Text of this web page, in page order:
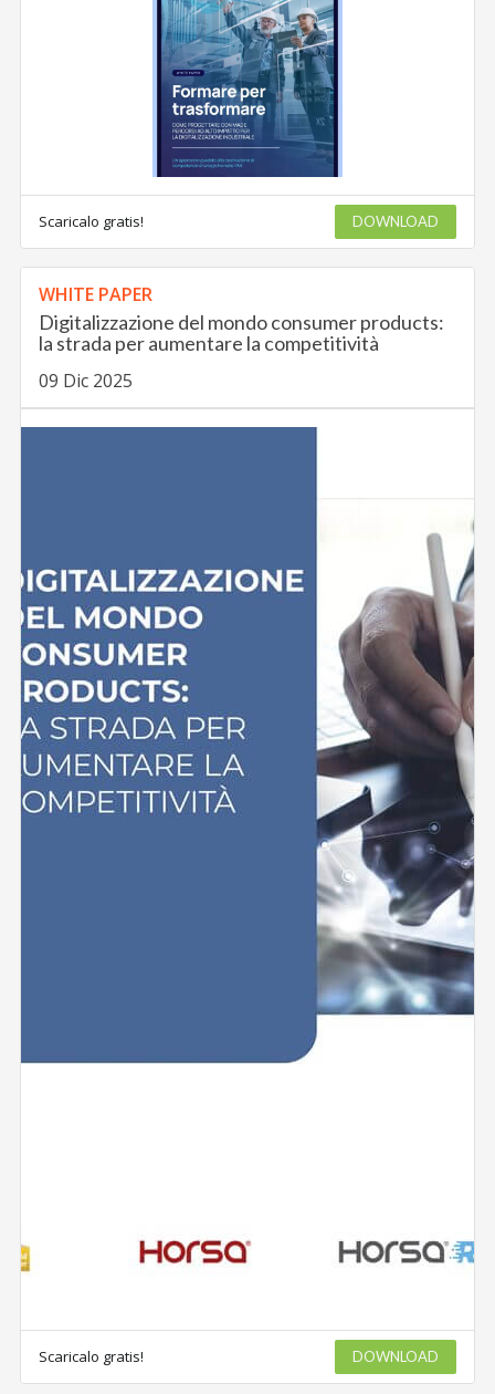
Scaricalo gratis! DOWNLOAD
WHITE PAPER
Digitalizzazione del mondo consumer products:
la strada per aumentare la competitività
09 Dic 2025
Scaricalo gratis! DOWNLOAD